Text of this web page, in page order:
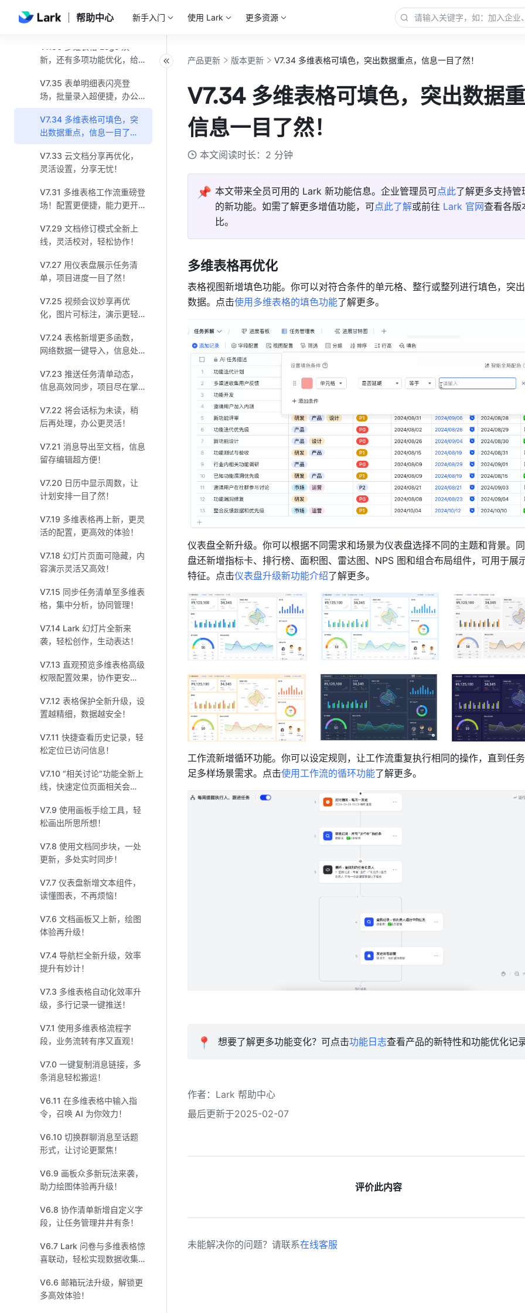
帮助中心 新手入门 使用 Lark 更多资源
V7.37 群组功能再优化，群
成员批量导入省心又省力！
新，还有多项功能优化，给
V7.35 表单明细表闪亮登
场，批量录入超便捷，办公
协作更高效！
V7.34 多维表格可填色，突
出数据重点，信息一目了
然！
V7.33 云文档分享再优化，
灵活设置，分享无忧！
V7.31 多维表格工作流重磅登
场！配置更便捷，能力更开
V7.29 文档修订模式全新上
线，灵活校对，轻松协作！
V7.27 用仪表盘展示任务清
单，项目进度一目了然！
V7.25 视频会议妙享再优
化，图片可标注，演示更轻
V7.24 表格新增更多函数，
网络数据一键导入，信息处
V7.23 推送任务清单动态，
信息高效同步，项目尽在掌
V7.22 将会话标为未读，稍
后再处理，办公更灵活！
V7.21 消息导出至文档，信息
留存编辑超方便！
V7.20 日历中显示周数，让
计划安排一目了然！
V7.19 多维表格再上新，更灵
活的配置，更高效的体验！
V7.18 幻灯片页面可隐藏，内
容演示灵活又高效！
V7.15 同步任务清单至多维表
格，集中分析，协同管理！
V7.14 Lark 幻灯片全新来
袭，轻松创作，生动表达！
V7.13 直观预览多维表格高级
权限配置效果，协作更安
V7.12 表格保护全新升级，设
置越精细，数据越安全！
V7.11 快捷查看历史记录，轻
松定位已访问信息！
V7.10 “相关讨论”功能全新上
线，快速定位页面相关会
V7.9 使用画板手绘工具，轻
松画出所思所想！
V7.8 使用文档同步块，一处
更新，多处实时同步！
V7.7 仪表盘新增文本组件，
读懂图表，不再烦恼！
V7.6 文档画板又上新，绘图
体验再升级！
V7.4 导航栏全新升级，效率
提升有妙计！
V7.3 多维表格自动化效率升
级，多行记录一键推送！
V7.1 使用多维表格流程字
段，业务流转有序又直观！
V7.0 一键复制消息链接，多
条消息轻松搬运！
V6.11 在多维表格中输入指
令，召唤 AI 为你效力！
V6.10 切换群聊消息至话题
形式，让讨论更聚焦！
V6.9 画板众多新玩法来袭，
助力绘图体验再升级！
V6.8 协作清单新增自定义字
段，让任务管理井井有条！
V6.7 Lark 问卷与多维表格惊
喜联动，轻松实现数据收集
V6.6 邮箱玩法升级，解锁更
多高效体验！
产品更新 版本更新 V7.34 多维表格可填色，突出数据重点，信息一目了然！
V7.34 多维表格可填色，突出数据
信息一目了然！
本文阅读时长：2 分钟
📌 本文带来全员可用的 Lark 新功能信息。企业管理员可点此了解更多支持管
的新功能。如需了解更多增值功能，可点此了解或前往 Lark 官网查看各版
比。
多维表格再优化
表格视图新增填色功能。你可以对符合条件的单元格、整行或整列进行填色，突
数据。点击使用多维表格的填色功能了解更多。
仪表盘全新升级。你可以根据不同需求和场景为仪表盘选择不同的主题和背景。
盘还新增指标卡、排行榜、面积图、雷达图、NPS 图和组合布局组件，可用于展
特征。点击仪表盘升级新功能介绍了解更多。
工作流新增循环功能。你可以设定规则，让工作流重复执行相同的操作，直到任
足多样场景需求。点击使用工作流的循环功能了解更多。
📍 想要了解更多功能变化？可点击功能日志查看产品的新特性和功能优化记
作者 ： Lark 帮助中心
最后更新于2025-02-07
评价此内容
未能解决你的问题？请联系在线客服